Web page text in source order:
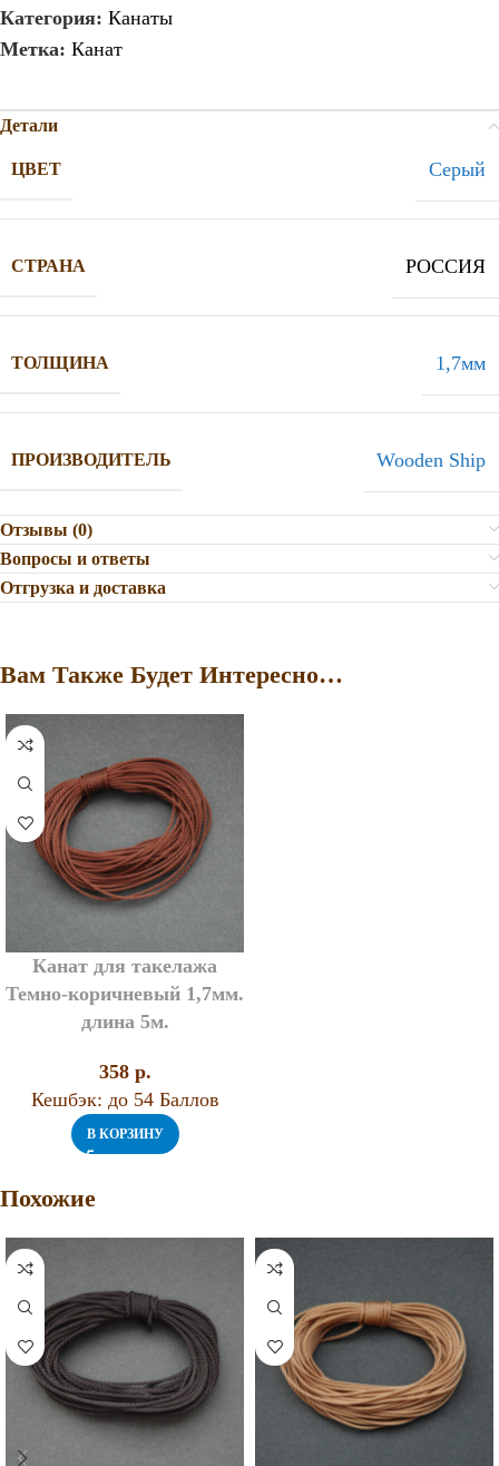
Категория: Канаты
Метка: Канат
Детали
ЦВЕТ Серый
СТРАНА РОССИЯ
ТОЛЩИНА 1,7мм
ПРОИЗВОДИТЕЛЬ Wooden Ship
Отзывы (0)
Вопросы и ответы
Отгрузка и доставка
Вам Также Будет Интересно…
Канат для такелажа
Темно-коричневый 1,7мм.
длина 5м.
358 p.
Кешбэк: до 54 Баллов
В КОРЗИНУ
Похожие